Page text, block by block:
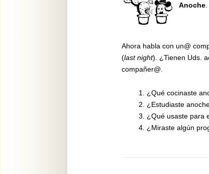
Anoche.
Ahora habla con un@
(last night). ¿Tienen Uds.
compañer@.
¿Qué cocinaste
¿Estudiaste
¿Qué usaste para
¿Miraste algún